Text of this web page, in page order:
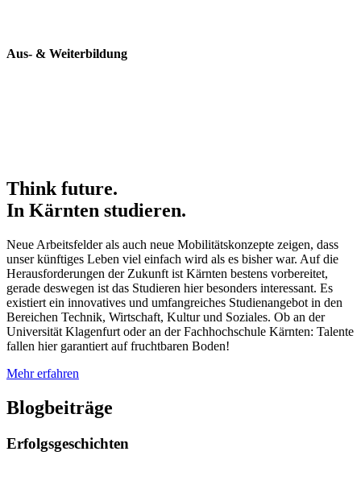
Aus- & Weiterbildung
Think future.
In Kärnten studieren.
Neue Arbeitsfelder als auch neue Mobilitätskonzepte zeigen, dass
unser künftiges Leben viel einfach wird als es bisher war. Auf die
Herausforderungen der Zukunft ist Kärnten bestens vorbereitet,
gerade deswegen ist das Studieren hier besonders interessant. Es
existiert ein innovatives und umfangreiches Studienangebot in den
Bereichen Technik, Wirtschaft, Kultur und Soziales. Ob an der
Universität Klagenfurt oder an der Fachhochschule Kärnten: Talente
fallen hier garantiert auf fruchtbaren Boden!
Mehr erfahren
Blogbeiträge
Erfolgsgeschichten